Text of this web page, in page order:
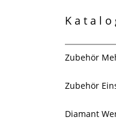
Zubehör
Zubehör
Diamant